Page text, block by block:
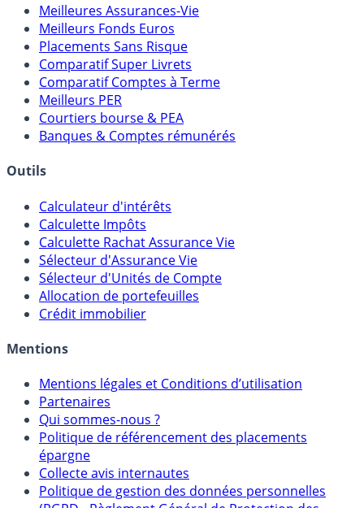
Meilleures Assurances-Vie
Meilleurs Fonds Euros
Placements Sans Risque
Comparatif Super Livrets
Comparatif Comptes à Terme
Meilleurs PER
Courtiers bourse & PEA
Banques & Comptes rémunérés
Outils
Calculateur d'intérêts
Calculette Impôts
Calculette Rachat Assurance Vie
Sélecteur d'Assurance Vie
Sélecteur d'Unités de Compte
Allocation de portefeuilles
Crédit immobilier
Mentions
Mentions légales et Conditions d’utilisation
Partenaires
Qui sommes-nous ?
Politique de référencement des placements
épargne
Collecte avis internautes
Politique de gestion des données personnelles